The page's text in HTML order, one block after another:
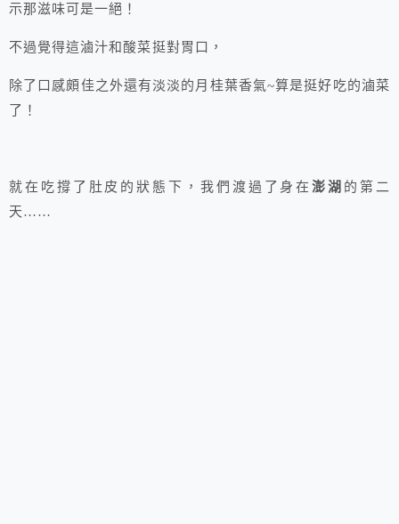
示那滋味可是一絕！
不過覺得這滷汁和酸菜挺對胃口，
除了口感頗佳之外還有淡淡的月桂葉香氣~算是挺好吃的滷菜
了！
就在吃撐了肚皮的狀態下，我們渡過了身在澎湖 的第二
天……